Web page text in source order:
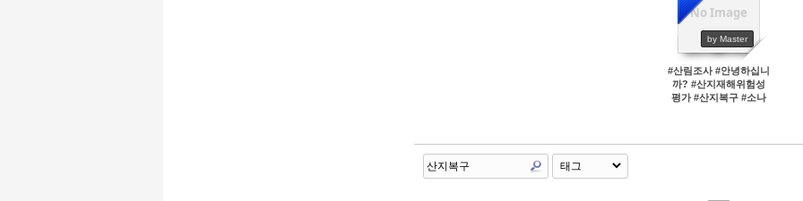
No Image
by Master
45692
#산림조사 #안녕하십니
까? #산지재해위험성
평가 #산지복구 #소나